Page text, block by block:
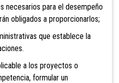
necesarios para el desempeño
obligados a proporcionarlos;
que establece la
a los proyectos o
formular un